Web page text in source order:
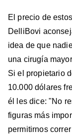
El precio de
DelliBovi
idea de que
una cirugía
Si el propietario
10.000 dólares
él les dice: "No
figuras más
permitirnos